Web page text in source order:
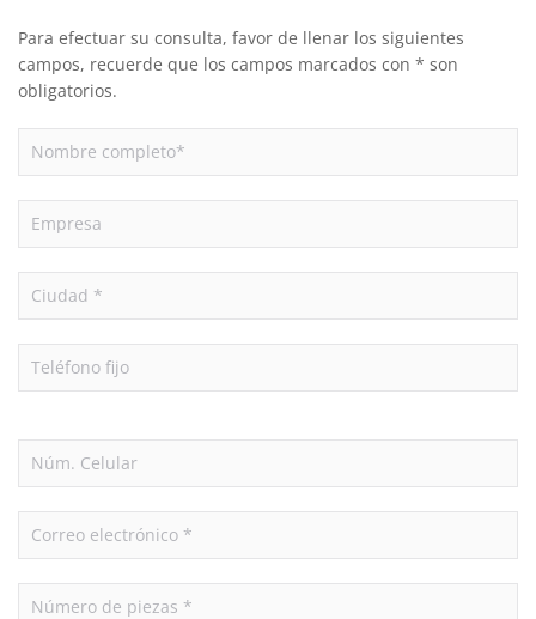
Para efectuar su consulta, favor de llenar los siguientes
campos, recuerde que los campos marcados con * son
obligatorios.